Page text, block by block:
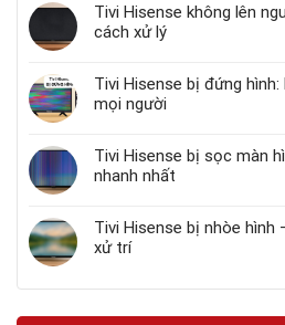
Tivi Hisense không lên
cách xử lý
Tivi Hisense bị đứng
mọi người
Tivi Hisense bị sọc màn
nhanh nhất
Tivi Hisense bị nhòe hình
xử trí